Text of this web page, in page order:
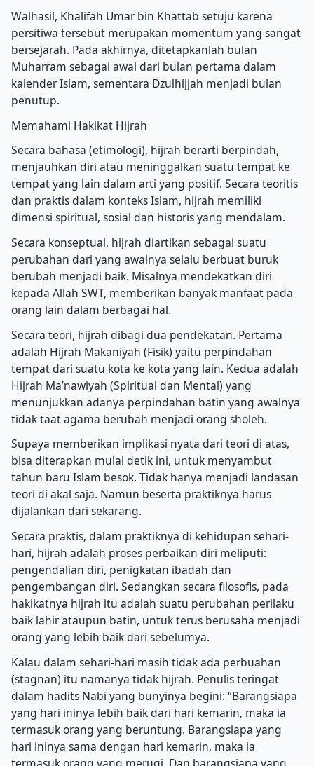
Walhasil, Khalifah Umar bin Khattab setuju karena
persitiwa tersebut merupakan momentum yang sangat
bersejarah. Pada akhirnya, ditetapkanlah bulan
Muharram sebagai awal dari bulan pertama dalam
kalender Islam, sementara Dzulhijjah menjadi bulan
penutup.
Memahami Hakikat Hijrah
Secara bahasa (etimologi), hijrah berarti berpindah,
menjauhkan diri atau meninggalkan suatu tempat ke
tempat yang lain dalam arti yang positif. Secara teoritis
dan praktis dalam konteks Islam, hijrah memiliki
dimensi spiritual, sosial dan historis yang mendalam.
Secara konseptual, hijrah diartikan sebagai suatu
perubahan dari yang awalnya selalu berbuat buruk
berubah menjadi baik. Misalnya mendekatkan diri
kepada Allah SWT, memberikan banyak manfaat pada
orang lain dalam berbagai hal.
Secara teori, hijrah dibagi dua pendekatan. Pertama
adalah Hijrah Makaniyah (Fisik) yaitu perpindahan
tempat dari suatu kota ke kota yang lain. Kedua adalah
Hijrah Ma’nawiyah (Spiritual dan Mental) yang
menunjukkan adanya perpindahan batin yang awalnya
tidak taat agama berubah menjadi orang sholeh.
Supaya memberikan implikasi nyata dari teori di atas,
bisa diterapkan mulai detik ini, untuk menyambut
tahun baru Islam besok. Tidak hanya menjadi landasan
teori di akal saja. Namun beserta praktiknya harus
dijalankan dari sekarang.
Secara praktis, dalam praktiknya di kehidupan sehari-
hari, hijrah adalah proses perbaikan diri meliputi:
pengendalian diri, penigkatan ibadah dan
pengembangan diri. Sedangkan secara filosofis, pada
hakikatnya hijrah itu adalah suatu perubahan perilaku
baik lahir ataupun batin, untuk terus berusaha menjadi
orang yang lebih baik dari sebelumya.
Kalau dalam sehari-hari masih tidak ada perbuahan
(stagnan) itu namanya tidak hijrah. Penulis teringat
dalam hadits Nabi yang bunyinya begini: “Barangsiapa
yang hari ininya lebih baik dari hari kemarin, maka ia
termasuk orang yang beruntung. Barangsiapa yang
hari ininya sama dengan hari kemarin, maka ia